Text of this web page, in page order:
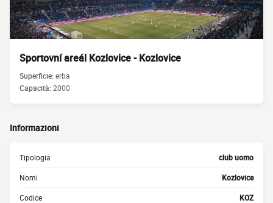
Sportovní areál Kozlovice - Kozlovice
Superficie:erba
Capacità:2000
Informazioni
Tipologia club uomo
Nomi Kozlovice
Codice KOZ